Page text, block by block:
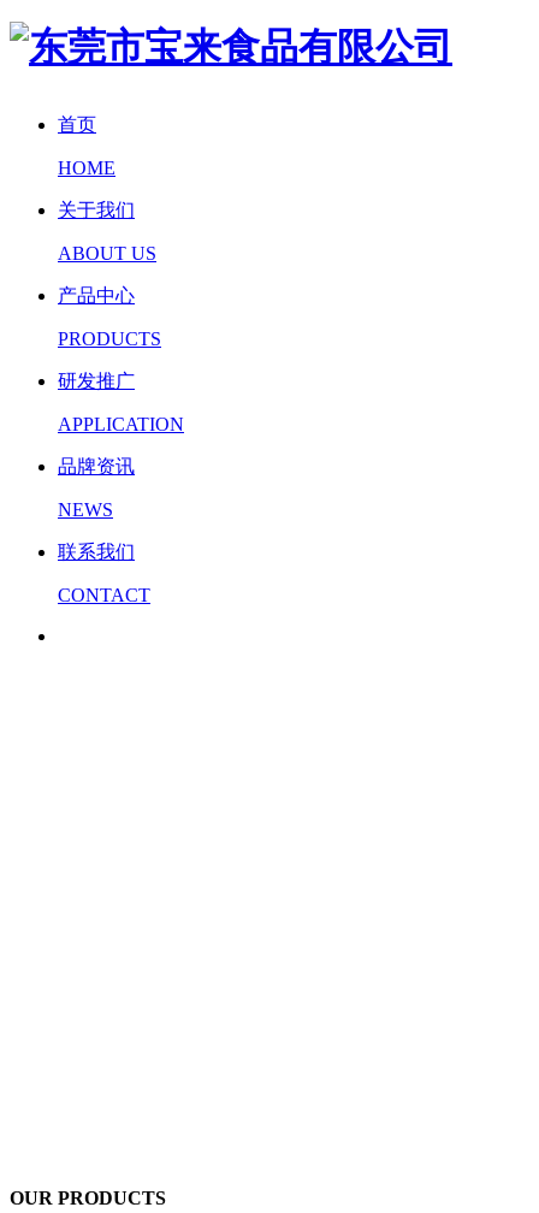
首页
HOME
关于我们
ABOUT US
产品中心
PRODUCTS
研发推广
APPLICATION
品牌资讯
NEWS
联系我们
CONTACT
OUR PRODUCTS